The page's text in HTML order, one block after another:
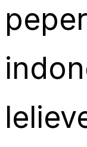
peper